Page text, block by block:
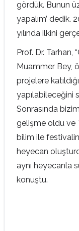
gördük. Bunun
yapalım’ dedik.
yılında ilkini
Prof. Dr. Tarhan,
Muammer Bey,
projelere
yapılabileceğini
Sonrasında
gelişme oldu ve
bilim ile
heyecan
aynı heyecanla
konuştu.